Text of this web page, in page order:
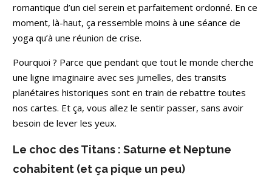
romantique d’un ciel serein et parfaitement ordonné. En ce
moment, là-haut, ça ressemble moins à une séance de
yoga qu’à une réunion de crise.
Pourquoi ? Parce que pendant que tout le monde cherche
une ligne imaginaire avec ses jumelles, des transits
planétaires historiques sont en train de rebattre toutes
nos cartes. Et ça, vous allez le sentir passer, sans avoir
besoin de lever les yeux.
Le choc des Titans : Saturne et Neptune
cohabitent (et ça pique un peu)